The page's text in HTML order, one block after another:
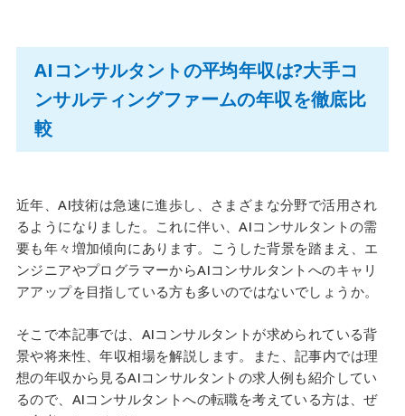
AIコンサルタントの平均年収は?大手コ
ンサルティングファームの年収を徹底比
較
近年、AI技術は急速に進歩し、さまざまな分野で活用され
るようになりました。これに伴い、AIコンサルタントの需
要も年々増加傾向にあります。こうした背景を踏まえ、エ
ンジニアやプログラマーからAIコンサルタントへのキャリ
アアップを目指している方も多いのではないでしょうか。
そこで本記事では、AIコンサルタントが求められている背
景や将来性、年収相場を解説します。また、記事内では理
想の年収から見るAIコンサルタントの求人例も紹介してい
るので、AIコンサルタントへの転職を考えている方は、ぜ